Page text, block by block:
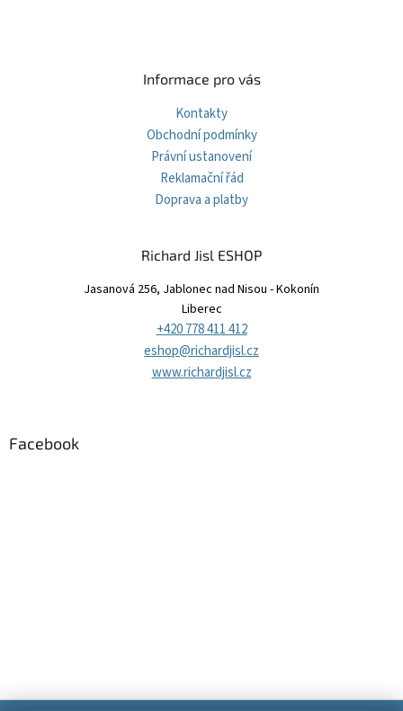
v
p
i
s
u
Informace pro vás
Kontakty
Obchodní podmínky
Právní ustanovení
Reklamační řád
Doprava a platby
Richard Jisl ESHOP
Jasanová 256, Jablonec nad Nisou - Kokonín
Liberec
+420 778 411 412
eshop@richardjisl.cz
www.richardjisl.cz
Facebook